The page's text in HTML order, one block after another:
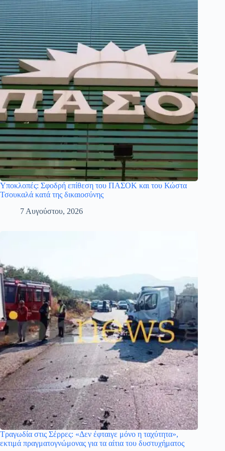
Υποκλοπές: Σφοδρή επίθεση του ΠΑΣΟΚ και του Κώστα
Τσουκαλά κατά της δικαιοσύνης
7 Αυγούστου, 2026
Τραγωδία στις Σέρρες: «Δεν έφταιγε μόνο η ταχύτητα»,
εκτιμά πραγματογνώμονας για τα αίτια του δυστυχήματος